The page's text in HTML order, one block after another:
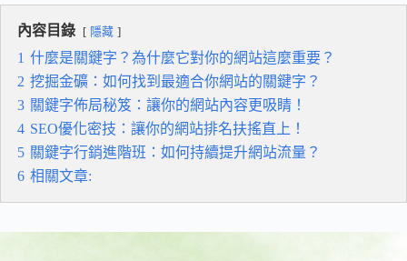
內容目錄 隱藏
1 什麼是關鍵字？為什麼它對你的網站這麼重要？
2 挖掘金礦：如何找到最適合你網站的關鍵字？
3 關鍵字佈局秘笈：讓你的網站內容更吸睛！
4 SEO優化密技：讓你的網站排名扶搖直上！
5 關鍵字行銷進階班：如何持續提升網站流量？
6 相關文章: